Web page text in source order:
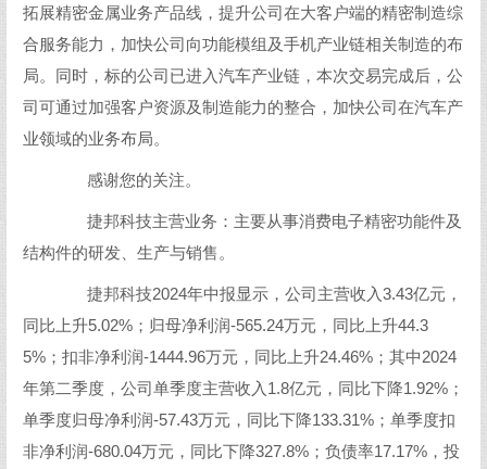
拓展精密金属业务产品线，提升公司在大客户端的精密制造综
合服务能力，加快公司向功能模组及手机产业链相关制造的布
局。同时，标的公司已进入汽车产业链，本次交易完成后，公
司可通过加强客户资源及制造能力的整合，加快公司在汽车产
业领域的业务布局。
感谢您的关注。
捷邦科技主营业务：主要从事消费电子精密功能件及
结构件的研发、生产与销售。
捷邦科技2024年中报显示，公司主营收入3.43亿元，
同比上升5.02%；归母净利润-565.24万元，同比上升44.3
5%；扣非净利润-1444.96万元，同比上升24.46%；其中2024
年第二季度，公司单季度主营收入1.8亿元，同比下降1.92%；
单季度归母净利润-57.43万元，同比下降133.31%；单季度扣
非净利润-680.04万元，同比下降327.8%；负债率17.17%，投